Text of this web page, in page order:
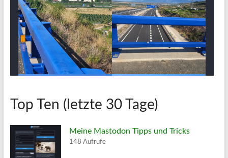
Top Ten (letzte 30 Tage)
Meine Mastodon Tipps und Tricks
148 Aufrufe